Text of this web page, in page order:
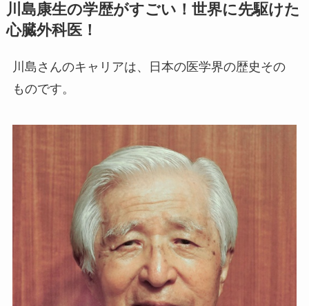
川島康生の学歴がすごい！世界に先駆けた
心臓外科医！
川島さんのキャリアは、日本の医学界の歴史その
ものです。